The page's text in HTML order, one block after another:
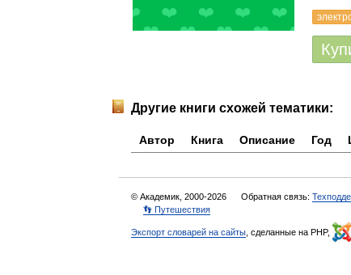
Другие книги схожей тематики:
Автор Книга Описание Год
© Академик, 2000-2026 Обратная связь:
👣 Путешествия
Экспорт словарей на сайты , сделанные на PHP,